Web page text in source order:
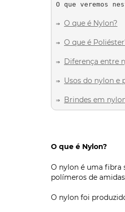
O que veremos
⇒ O que é Nylon?
⇒ O que é
⇒ Diferença entre
⇒ Usos do nylon e
⇒ Brindes em
O que é Nylon?
O nylon é uma fibra
polímeros de
O nylon foi